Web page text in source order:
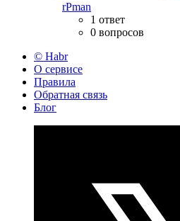
rPman
1 ответ
0 вопросов
© Habr
О сервисе
Правила
Обратная связь
Блог